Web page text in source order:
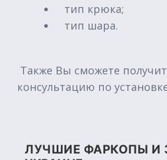
тип крюка;
тип шара.
Также Вы сможете
консультацию по
ЛУЧШИЕ ФАРКОПЫ И